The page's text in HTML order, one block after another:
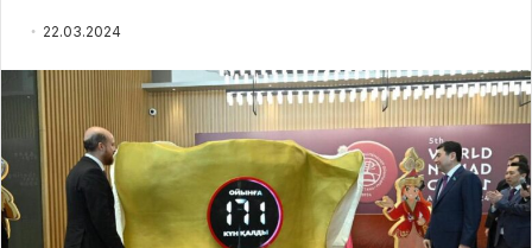
22.03.2024